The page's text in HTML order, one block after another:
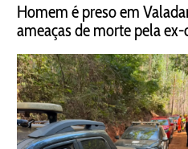
Homem é preso em
ameaças de morte pela